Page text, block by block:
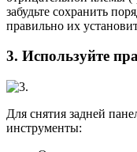
забудьте сохранить
правильно их
3. Используйте
Для снятия задней
инструменты: